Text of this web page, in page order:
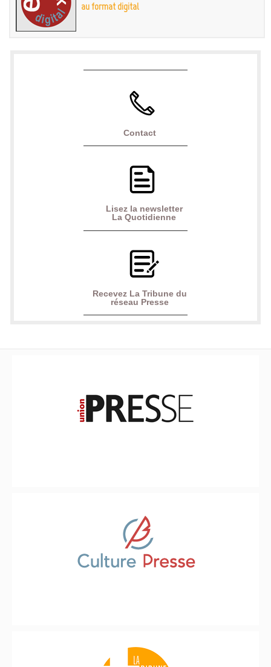
au format digital
Contact
Lisez la newsletter
La Quotidienne
Recevez La Tribune du
réseau Presse